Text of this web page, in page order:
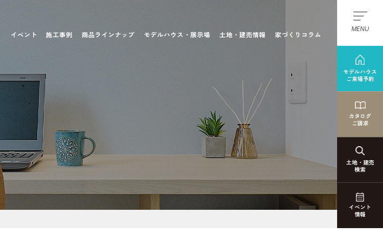
MENU
モデルハウス
ご来場予約
カタログ
ご請求
土地・建売
検索
イベント
情報
イベント 施工事例 商品ラインナップ モデルハウス・展示場 土地・建売情報 家づくりコラム